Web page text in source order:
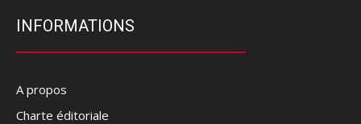
INFORMATIONS
A propos
Charte éditoriale